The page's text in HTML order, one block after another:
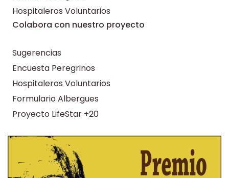
Hospitaleros Voluntarios
Colabora con nuestro proyecto
Sugerencias
Encuesta Peregrinos
Hospitaleros Voluntarios
Formulario Albergues
Proyecto LifeStar +20